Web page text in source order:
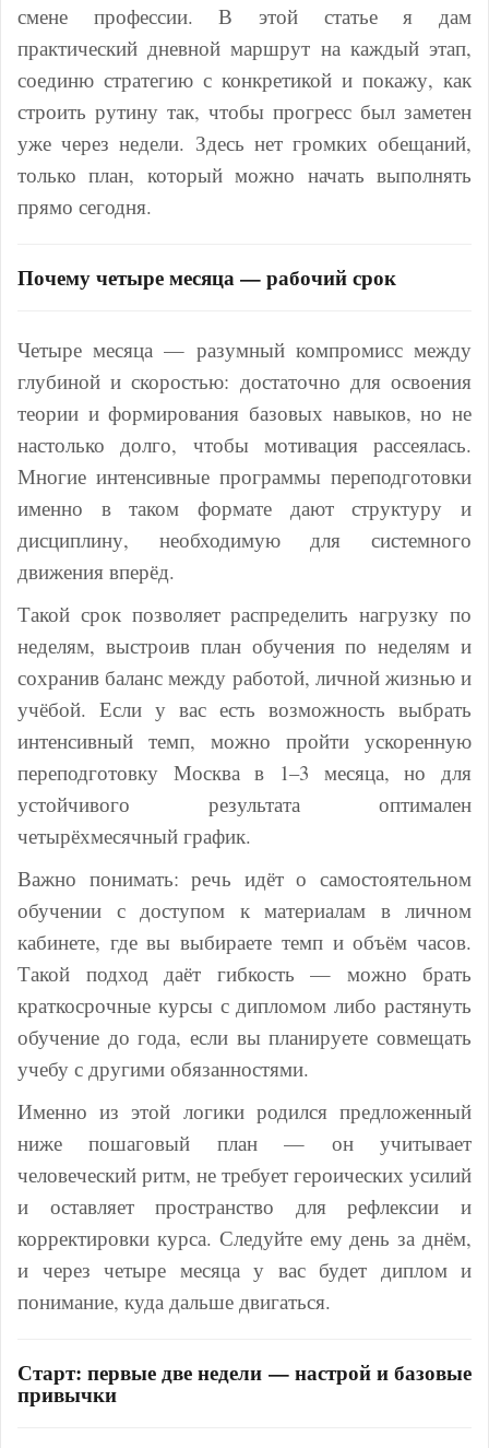
смене профессии. В этой статье я дам
практический дневной маршрут на каждый этап,
соединю стратегию с конкретикой и покажу, как
строить рутину так, чтобы прогресс был заметен
уже через недели. Здесь нет громких обещаний,
только план, который можно начать выполнять
прямо сегодня.
Почему четыре месяца — рабочий срок
Четыре месяца — разумный компромисс между
глубиной и скоростью: достаточно для освоения
теории и формирования базовых навыков, но не
настолько долго, чтобы мотивация рассеялась.
Многие интенсивные программы переподготовки
именно в таком формате дают структуру и
дисциплину, необходимую для системного
движения вперёд.
Такой срок позволяет распределить нагрузку по
неделям, выстроив план обучения по неделям и
сохранив баланс между работой, личной жизнью и
учёбой. Если у вас есть возможность выбрать
интенсивный темп, можно пройти ускоренную
переподготовку Москва в 1–3 месяца, но для
устойчивого результата оптимален
четырёхмесячный график.
Важно понимать: речь идёт о самостоятельном
обучении с доступом к материалам в личном
кабинете, где вы выбираете темп и объём часов.
Такой подход даёт гибкость — можно брать
краткосрочные курсы с дипломом либо растянуть
обучение до года, если вы планируете совмещать
учебу с другими обязанностями.
Именно из этой логики родился предложенный
ниже пошаговый план — он учитывает
человеческий ритм, не требует героических усилий
и оставляет пространство для рефлексии и
корректировки курса. Следуйте ему день за днём,
и через четыре месяца у вас будет диплом и
понимание, куда дальше двигаться.
Старт: первые две недели — настрой и базовые
привычки